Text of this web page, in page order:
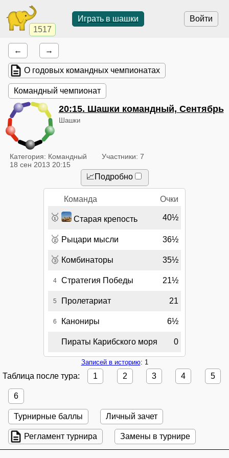
1517
Войти
Играть в шашки
← →
О годовых командных чемпионатах
Командный чемпионат
20:15. Шашки командный, Сентябрь
Шашки
Категория: Командный
Участники: 7
18 сен 2013 20:15
📈Подробно
Команда Очки
🥇 Старая крепость 40½
🥈 Рыцари мысли 36½
🥉 Комбинаторы 35½
4 Стратегия Победы 21½
5 Пролетариат 21
6 Канониры 6½
Пираты Карибского моря 0
Записей в историю: 1
Таблица после тура: 1 2 3 4 5
6
Турнирные баллы Личный зачет
Регламент турнира Замены в турнире